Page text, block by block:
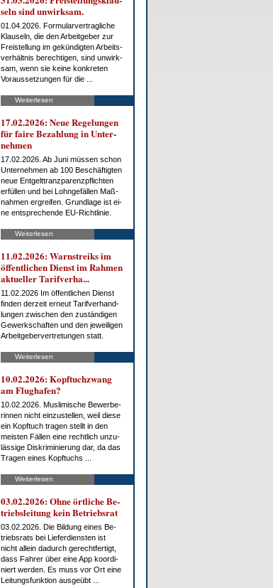
seln sind un­wirk­sam.
01.04.2026. For­mu­lar­ver­trag­li­che
Klau­seln, die den Ar­beit­ge­ber zur
Frei­stel­lung im ge­kün­dig­ten Ar­beits­
ver­hält­nis be­rech­ti­gen, sind un­wirk­
sam, wenn sie kei­ne kon­kre­ten
Vor­aus­set­zun­gen für die ...
Weiterlesen
17.02.2026: Neue Re­ge­lun­gen
für fai­re Be­zah­lung in Un­ter­
neh­men
17.02.2026. Ab Ju­ni müs­sen schon
Un­ter­neh­men ab 100 Be­schäf­tig­ten
neue Ent­gelt­tranz­pa­renz­pflich­ten
er­fül­len und bei Lohn­ge­fäl­len Maß­
nah­men er­grei­fen. Grund­la­ge ist ei­
ne ent­spre­chen­de EU-Richt­li­nie.
Weiterlesen
11.02.2026: Warn­streiks im
öf­fent­li­chen Dienst im Rah­men
ak­tu­el­ler Ta­rif­ver­ha...
11.02.2026 Im öf­fent­li­chen Dienst
fin­den der­zeit er­neut Ta­rif­ver­hand­
lun­gen zwi­schen den zu­stän­di­gen
Ge­werk­schaf­ten und den je­wei­li­gen
Ar­beit­ge­ber­ver­tre­tun­gen statt.
Weiterlesen
10.02.2026: Kopf­tuch­zwang
am Flug­ha­fen?
10.02.2026. Mus­li­mi­sche Be­wer­be­
rin­nen nicht ein­zu­stel­len, weil die­se
ein Kopf­tuch tra­gen stellt in den
meis­ten Fäl­len ei­ne recht­lich un­zu­
läs­si­ge Dis­kri­mi­nie­rung dar, da das
Tra­gen ei­nes Kopf­tuchs ...
Weiterlesen
03.02.2026: Oh­ne ört­li­che Be­
triebs­lei­tung kein Be­triebs­rat
03.02.2026. Die Bil­dung ei­nes Be­
triebs­rats bei Lie­fer­diens­ten ist
nicht al­lein da­durch ge­recht­fer­tigt,
dass Fah­rer über ei­ne App ko­or­di­
niert wer­den. Es muss vor Ort ei­ne
Lei­tungs­funk­ti­on aus­ge­übt ...